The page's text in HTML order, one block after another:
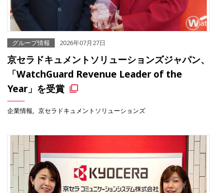
グループ情報 2026年07月27日
京セラドキュメントソリューションズジャパン、
「WatchGuard Revenue Leader of the
Year」を受賞
企業情報 京セラドキュメントソリューションズ